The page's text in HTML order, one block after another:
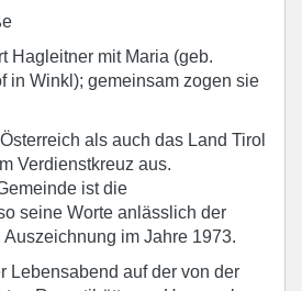
Hagleitner mit Maria (geb.
in Winkl); gemeinsam zogen sie
als auch das Land Tirol
Verdienstkreuz aus.
ist die
seine Worte anlässlich der
im Jahre 1973.
Lebensabend auf der von der